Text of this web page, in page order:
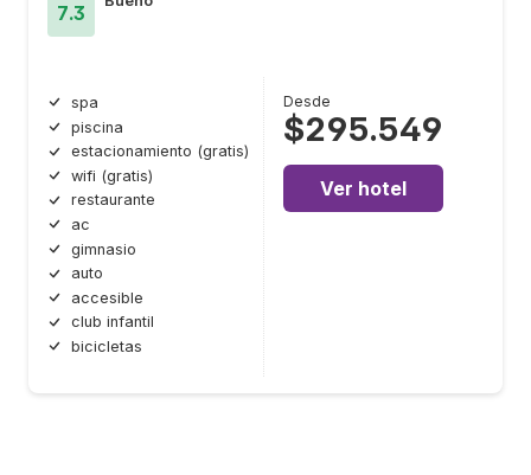
7.3
spa
piscina
estacionamiento (gratis)
wifi (gratis)
restaurante
ac
gimnasio
auto
accesible
club infantil
bicicletas
Desde
$295.549
Ver hotel